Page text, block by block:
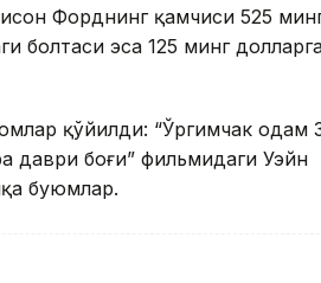
Форднинг қамчиси 525
болтаси эса 125 минг
қўйилди: “Ўргимчак одам
даври боғи” фильмидаги Уэйн
буюмлар.